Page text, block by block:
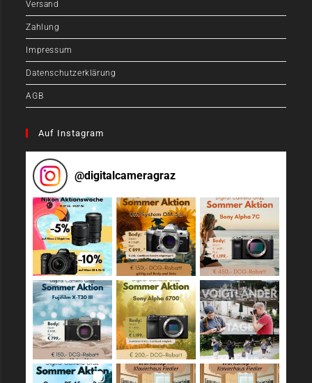
Versand
Zahlung
Impressum
Datenschutzerklärung
AGB
Auf Instagram
@digitalcameragraz